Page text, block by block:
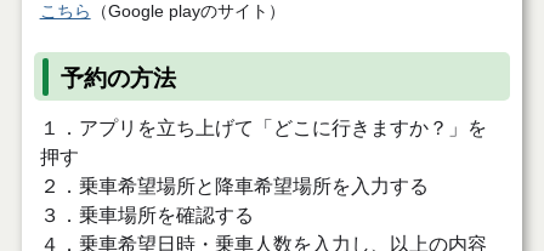
こちら
（Google playのサイト）
予約の方法
１．アプリを立ち上げて「どこに行きますか？」を
押す
２．乗車希望場所と降車希望場所を入力する
３．乗車場所を確認する
４．乗車希望日時・乗車人数を入力し、以上の内容